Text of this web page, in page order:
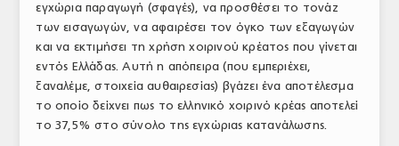
εγχώρια παραγωγή (σφαγές), να προσθέσει το τονάζ
των εισαγωγών, να αφαιρέσει τον όγκο των εξαγωγών
και να εκτιμήσει τη χρήση χοιρινού κρέατος που γίνεται
εντός Ελλάδας. Αυτή η απόπειρα (που εμπεριέχει,
ξαναλέμε, στοιχεία αυθαιρεσίας) βγάζει ένα αποτέλεσμα
το οποίο δείχνει πως το ελληνικό χοιρινό κρέας αποτελεί
το 37,5% στο σύνολο της εγχώριας κατανάλωσης.